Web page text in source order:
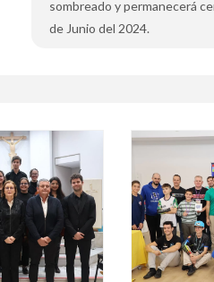
sombreado y permanecerá
de Junio del 2024.